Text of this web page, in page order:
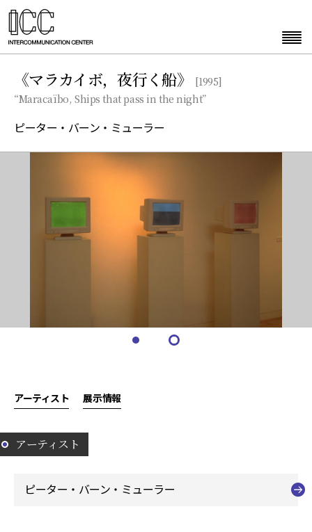
《マラカイボ，夜行く船》
[1995]
“Maracaïbo, Ships that pass in the night”
ピーター・バーン・ミューラー
アーティスト 展示情報
アーティスト
ピーター・バーン・ミューラー